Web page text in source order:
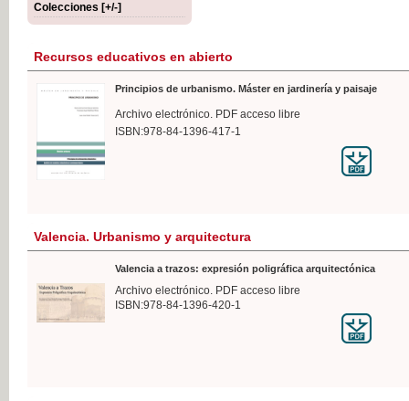
Colecciones [+/-]
Recursos educativos en abierto
Principios de urbanismo. Máster en jardinería y paisaje
Archivo electrónico. PDF acceso libre
ISBN:978-84-1396-417-1
Valencia. Urbanismo y arquitectura
Valencia a trazos: expresión poligráfica arquitectónica
Archivo electrónico. PDF acceso libre
ISBN:978-84-1396-420-1